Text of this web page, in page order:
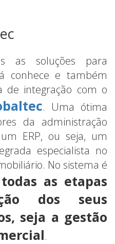
as soluções para
conhece e também
de integração com o
. Uma ótima
da administração
ERP, ou seja, um
especialista no
No sistema é
as etapas
dos seus
seja a gestão
.